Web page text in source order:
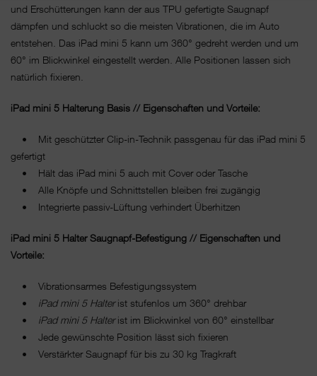
und Erschütterungen kann der aus TPU gefertigte Saugnapf
dämpfen und schluckt so die meisten Vibrationen, die im Auto
entstehen. Das iPad mini 5 kann um 360° gedreht werden und um
60° im Blickwinkel eingestellt werden. Alle Positionen lassen sich
natürlich fixieren.
iPad mini 5 Halterung Basis // Eigenschaften und Vorteile:
• Mit geschützter Clip-in-Technik passgenau für das iPad mini 5
gefertigt
• Hält das iPad mini 5 auch mit Cover oder Tasche
• Alle Knöpfe und Schnittstellen bleiben frei zugängig
• Integrierte passiv-Lüftung verhindert Überhitzen
iPad mini 5 Halter Saugnapf-Befestigung // Eigenschaften und
Vorteile:
• Vibrationsarmes Befestigungssystem
• iPad mini 5 Halterist stufenlos um 360° drehbar
• iPad mini 5 Halterist im Blickwinkel von 60° einstellbar
• Jede gewünschte Position lässt sich fixieren
• Verstärkter Saugnapf für bis zu 30 kg Tragkraft